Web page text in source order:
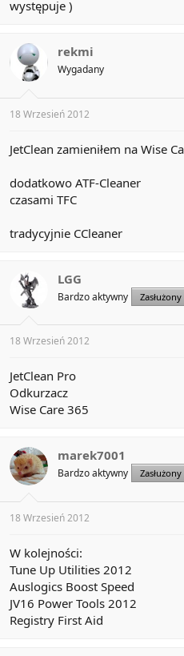
występuje )
rekmi
Wygadany
18 Wrzesień 2012
JetClean zamieniłem na Wise
dodatkowo ATF-Cleaner
czasami TFC
tradycyjnie CCleaner
LGG
Bardzo aktywny Zasłużony
18 Wrzesień 2012
JetClean Pro
Odkurzacz
Wise Care 365
marek7001
Bardzo aktywny Zasłużony
18 Wrzesień 2012
W kolejności:
Tune Up Utilities 2012
Auslogics Boost Speed
JV16 Power Tools 2012
Registry First Aid